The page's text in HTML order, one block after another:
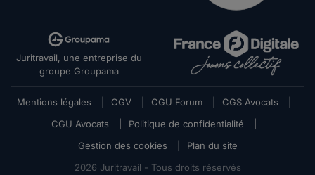
Juritravail, une entreprise du
groupe Groupama
Mentions légales CGV CGU Forum CGS Avocats
CGU Avocats
Politique de confidentialité
Gestion des cookies
Plan du site
2026 Juritravail - Tous droits réservés